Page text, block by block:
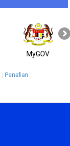
MyGOV
Penafian